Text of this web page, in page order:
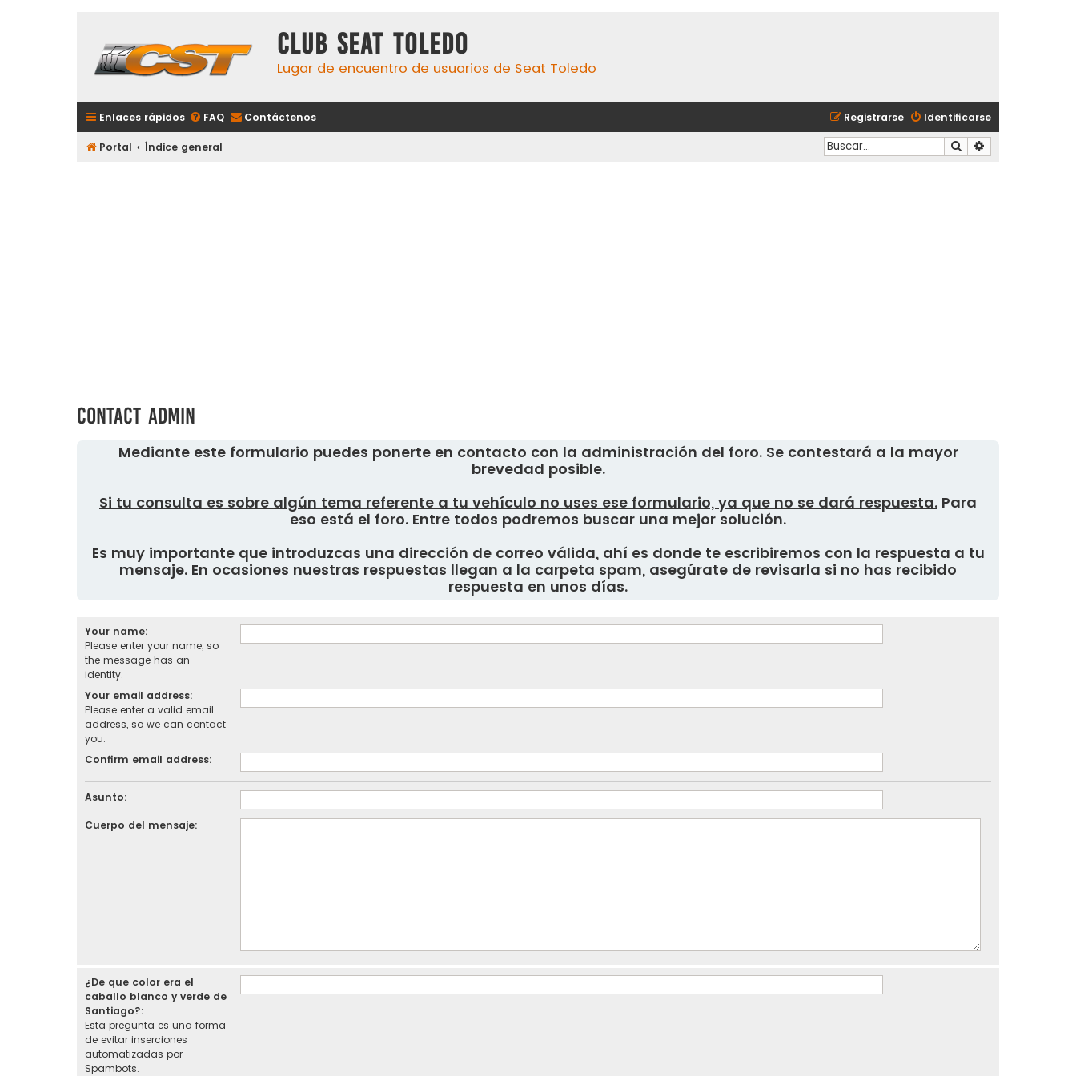
Club Seat Toledo
Lugar de encuentro de usuarios de Seat Toledo
Enlaces rápidos FAQ Contáctenos Identificarse
Registrarse
Portal Índice general Buscar
Contact Admin
Mediante este formulario puedes ponerte en contacto con la administración del foro. Se contestará a la mayor
brevedad posible.
Si tu consulta es sobre algún tema referente a tu vehículo no uses ese formulario, ya que no se dará respuesta. Para
eso está el foro. Entre todos podremos buscar una mejor solución.
Es muy importante que introduzcas una dirección de correo válida, ahí es donde te escribiremos con la respuesta a tu
mensaje. En ocasiones nuestras respuestas llegan a la carpeta spam, asegúrate de revisarla si no has recibido
respuesta en unos días.
Your name:
Please enter your name, so
the message has an
identity.
Your email address:
Please enter a valid email
address, so we can contact
you.
Confirm email address:
Asunto:
Cuerpo del mensaje:
¿De que color era el
caballo blanco y verde de
Santiago?:
Esta pregunta es una forma
de evitar inserciones
automatizadas por
Spambots.